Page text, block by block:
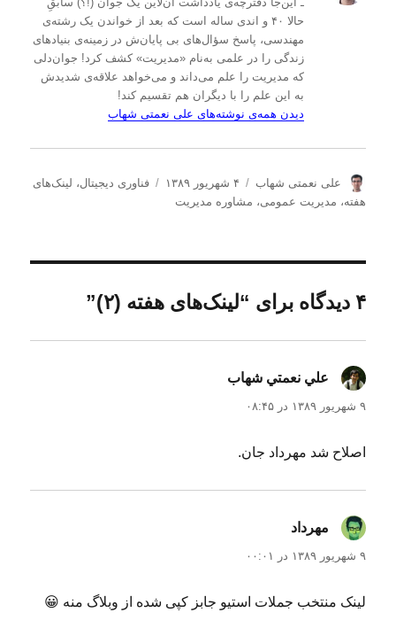
حالا ۴۰ و اندی ساله است که بعد از خواندن یک رشته‌ی
مهندسی، پاسخ سؤال‌های بی پایان‌ش در زمینه‌ی بنیادهای
زندگی را در علمی به‌نام «مدیریت» کشف کرد! جوان‌دلی
که مدیریت را علم می‌داند و می‌خواهد علاقه‌ی شدیدش
به این علم را با دیگران هم تقسیم کند!
دیدن همه‌ی نوشته‌های علی نعمتی شهاب
ن
و
علی نعمتی شهاب
ا
ر
د
ه
۴ شهریور ۱۳۸۹
د
فناوری دیجیتال، لینک‌های
هفته، مدیریت عمومی، مشاوره مدیریت
۴ دیدگاه برای “لینک‌های هفته (۲)”
علي نعمتي شهاب
۹ شهریور ۱۳۸۹ در ۰۸:۴۵
اصلاح شد مهرداد جان.
مهرداد
۹ شهریور ۱۳۸۹ در ۰۰:۰۱
لینک منتخب جملات استیو جابز کپی شده از وبلاگ منه 😀